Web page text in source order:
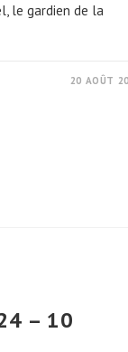
le gardien de la
20 AOÛT
– 10